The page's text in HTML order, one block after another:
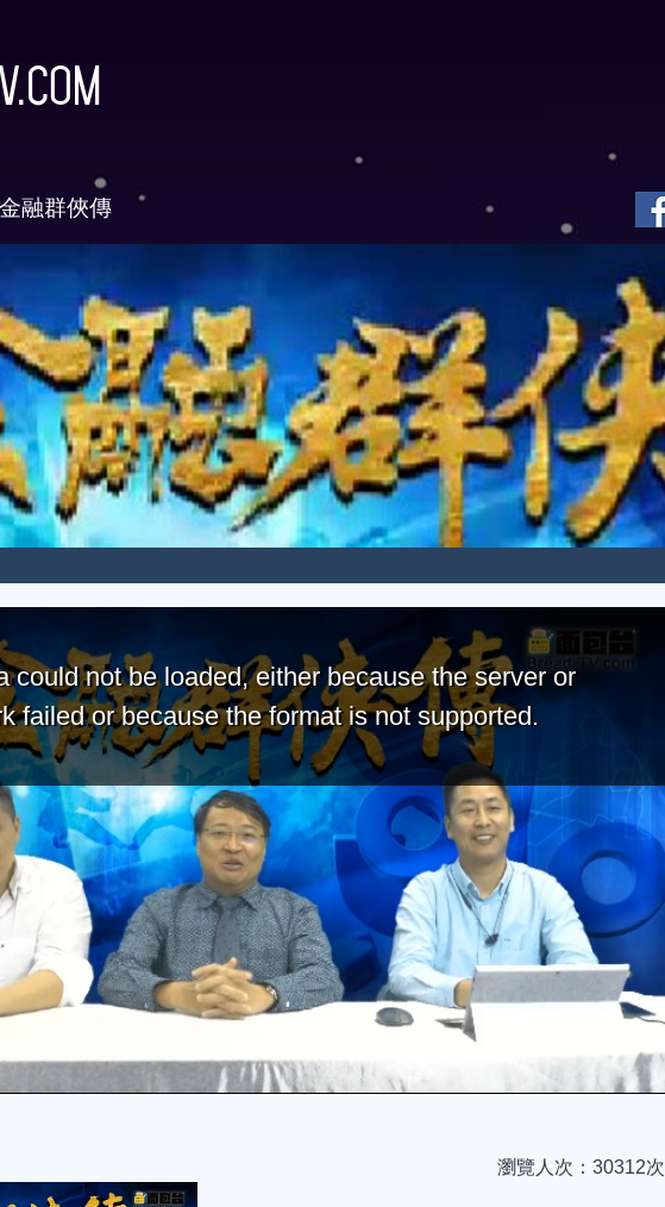
金融群俠傳
could not be loaded, either because the server or
failed or because the format is not supported.
瀏覽人次：30312次